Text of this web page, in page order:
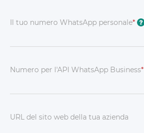
Il tuo numero WhatsApp personale* ?
Numero per l'API WhatsApp Business*
URL del sito web della tua azienda